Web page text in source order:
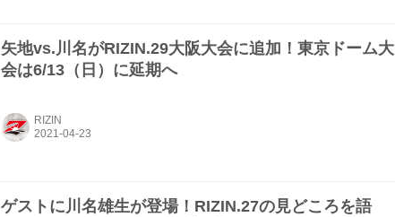
矢地vs.川名がRIZIN.29大阪大会に追加！東京ドーム大
会は6/13（日）に延期へ
RIZIN
ゲストに川名雄生が登場！RIZIN.27の見どころを語